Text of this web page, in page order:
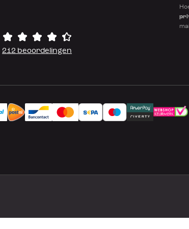
212 beoordelingen